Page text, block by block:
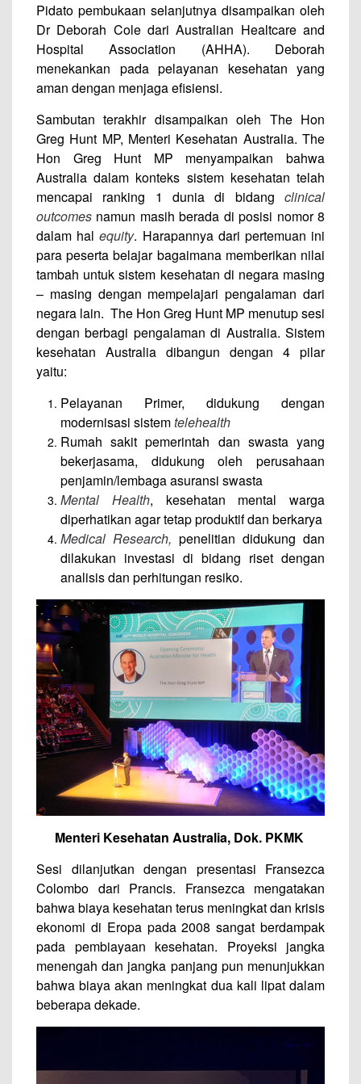
Pidato pembukaan selanjutnya disampaikan oleh
Dr Deborah Cole dari Australian Healtcare and
Hospital Association (AHHA). Deborah
menekankan pada pelayanan kesehatan yang
aman dengan menjaga efisiensi.
Sambutan terakhir disampaikan oleh The Hon
Greg Hunt MP, Menteri Kesehatan Australia. The
Hon Greg Hunt MP menyampaikan bahwa
Australia dalam konteks sistem kesehatan telah
mencapai ranking 1 dunia di bidang clinical
outcomes namun masih berada di posisi nomor 8
dalam halequity. Harapannya dari pertemuan ini
para peserta belajar bagaimana memberikan nilai
tambah untuk sistem kesehatan di negara masing
– masing dengan mempelajari pengalaman dari
negara lain. The Hon Greg Hunt MP menutup sesi
dengan berbagi pengalaman di Australia. Sistem
kesehatan Australia dibangun dengan 4 pilar
yaitu:
Pelayanan Primer, didukung dengan
modernisasi sistemtelehealth
Rumah sakit pemerintah dan swasta yang
bekerjasama, didukung oleh perusahaan
penjamin/lembaga asuransi swasta
Mental Health, kesehatan mental warga
diperhatikan agar tetap produktif dan berkarya
Medical Research, penelitian didukung dan
dilakukan investasi di bidang riset dengan
analisis dan perhitungan resiko.
Menteri Kesehatan Australia, Dok. PKMK
Sesi dilanjutkan dengan presentasi Fransezca
Colombo dari Prancis. Fransezca mengatakan
bahwa biaya kesehatan terus meningkat dan krisis
ekonomi di Eropa pada 2008 sangat berdampak
pada pembiayaan kesehatan. Proyeksi jangka
menengah dan jangka panjang pun menunjukkan
bahwa biaya akan meningkat dua kali lipat dalam
beberapa dekade.